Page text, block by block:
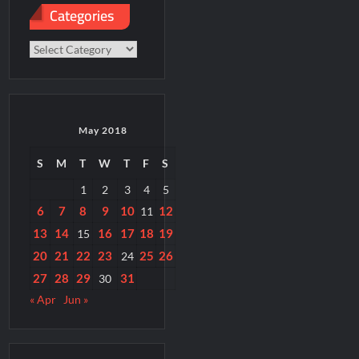
Categories
Categories
May 2018
S M T W T F
S
1
2 3 4 5
6 7 8 9 10 11 12
13 14 15 16 17 18 19
20 21 22 23 24 25 26
27 28 29 30 31
« Apr Jun »